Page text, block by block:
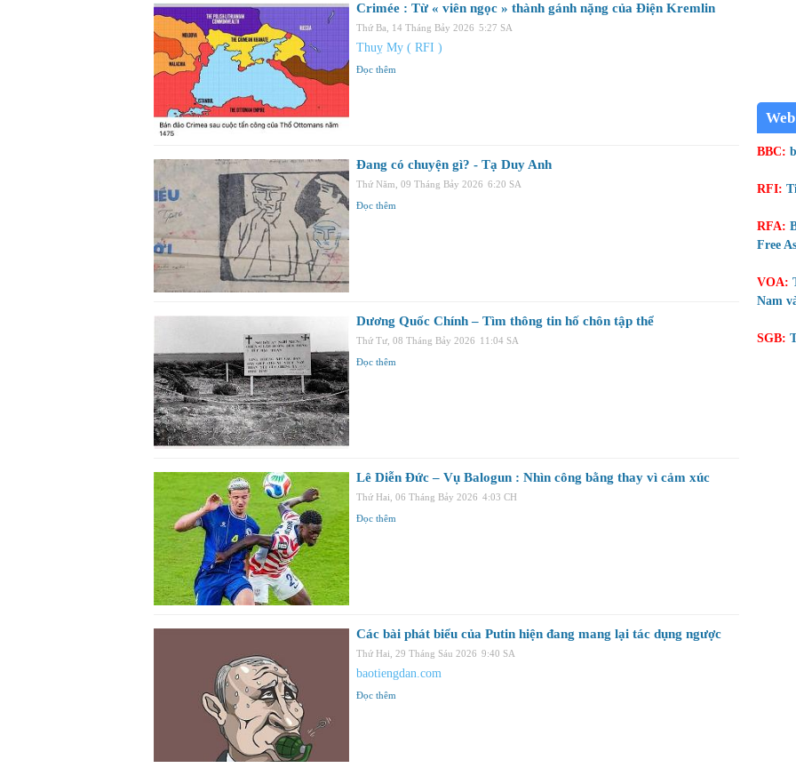
Crimée : Từ « viên ngọc » thành gánh nặng của Điện Kremlin
Thứ Ba, 14 Tháng Bảy 2026 5:27 SA
Thuỵ My ( RFI )
Đọc thêm
Đang có chuyện gì? - Tạ Duy Anh
Thứ Năm, 09 Tháng Bảy 2026 6:20 SA
Đọc thêm
Dương Quốc Chính – Tìm thông tin hố chôn tập thể
Thứ Tư, 08 Tháng Bảy 2026 11:04 SA
Đọc thêm
Lê Diễn Đức – Vụ Balogun : Nhìn công bằng thay vì cảm xúc
Thứ Hai, 06 Tháng Bảy 2026 4:03 CH
Đọc thêm
Các bài phát biểu của Putin hiện đang mang lại tác dụng ngược
Thứ Hai, 29 Tháng Sáu 2026 9:40 SA
baotiengdan.com
Đọc thêm
BBC:
RFI:
RFA:
Free
VOA:
Nam
SGB: